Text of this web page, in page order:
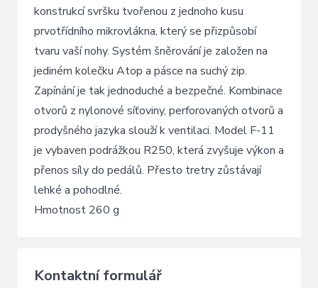
konstrukcí svršku tvořenou z jednoho kusu
prvotřídního mikrovlákna, který se přizpůsobí
tvaru vaší nohy. Systém šněrování je založen na
jediném kolečku Atop a pásce na suchý zip.
Zapínání je tak jednoduché a bezpečné. Kombinace
otvorů z nylonové síťoviny, perforovaných otvorů a
prodyšného jazyka slouží k ventilaci. Model F-11
je vybaven podrážkou R250, která zvyšuje výkon a
přenos síly do pedálů. Přesto tretry zůstávají
lehké a pohodlné.
Hmotnost 260 g
Kontaktní formulář